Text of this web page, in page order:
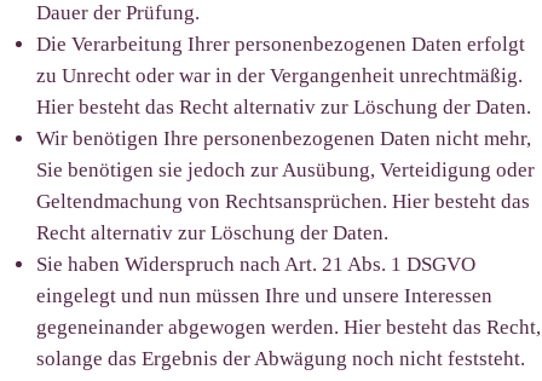
Dauer der Prüfung.
Die Verarbeitung Ihrer personenbezogenen Daten erfolgt
zu Unrecht oder war in der Vergangenheit unrechtmäßig.
Hier besteht das Recht alternativ zur Löschung der Daten.
Wir benötigen Ihre personenbezogenen Daten nicht mehr,
Sie benötigen sie jedoch zur Ausübung, Verteidigung oder
Geltendmachung von Rechtsansprüchen. Hier besteht das
Recht alternativ zur Löschung der Daten.
Sie haben Widerspruch nach Art. 21 Abs. 1 DSGVO
eingelegt und nun müssen Ihre und unsere Interessen
gegeneinander abgewogen werden. Hier besteht das Recht,
solange das Ergebnis der Abwägung noch nicht feststeht.